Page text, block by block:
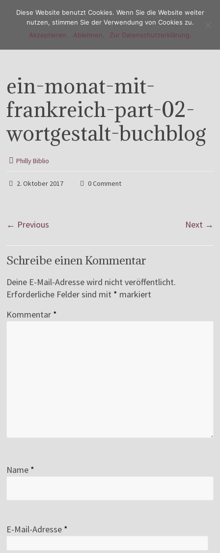
Menu
ein-monat-mit-
frankreich-part-02-
wortgestalt-buchblog
Philly Biblio
2. Oktober 2017 0 Comment
← Previous Next →
Schreibe einen Kommentar
Deine E-Mail-Adresse wird nicht veröffentlicht.
Erforderliche Felder sind mit * markiert
Kommentar *
Name *
E-Mail-Adresse *
Diese Website benutzt Cookies. Wenn Sie die Website weiter
nutzen, stimmen Sie der Verwendung von Cookies zu.
Akzeptieren.
Ablehnen. Zur Datenschutzerklärung.